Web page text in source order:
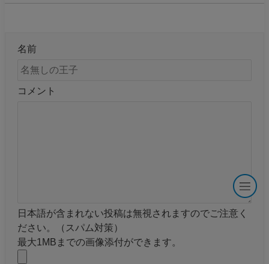
名前
コメント
最大1MBまでの画像添付ができます。
日本語が含まれない投稿は無視されますのでご注意く
ださい。（スパム対策）